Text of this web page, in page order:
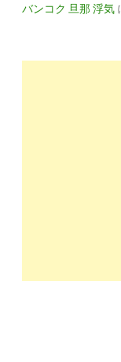
バンコク 旦那 浮気